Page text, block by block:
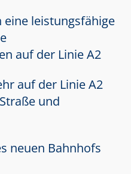
leistungsfähige
auf der Linie A2
auf der Linie A2
und
neuen Bahnhofs